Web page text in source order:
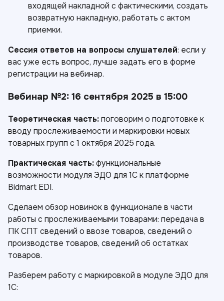
входящей накладной с фактическими, создать
возвратную накладную, работать с актом
приемки.
Сессия ответов на вопросы слушателей: если у
вас уже есть вопрос, лучше задать его в форме
регистрации на вебинар.
Вебинар №2: 16 сентября 2025 в 15:00
Теоретическая часть:поговорим о подготовке к
вводу прослеживаемости и маркировки новых
товарных групп с 1 октября 2025 года.
Практическая часть:функциональные
возможности модуля ЭДО для 1С к платформе
Bidmart EDI.
Сделаем обзор новинок в функционале в части
работы с прослеживаемыми товарами: передача в
ПК СПТ сведений о ввозе товаров, сведений о
производстве товаров, сведений об остатках
товаров.
Разберем работу с маркировкой в модуле ЭДО для
1С: